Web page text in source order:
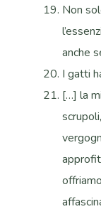
Non
anche
I gatti
[…] la